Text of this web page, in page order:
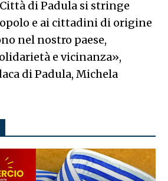
di Padula si stringe
e ai cittadini di origine
nel nostro paese,
e vicinanza»,
di Padula, Michela